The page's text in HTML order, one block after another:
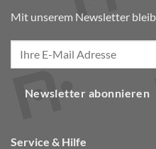
Mit unserem Newsletter
Newsletter abonnieren
Service & Hilfe